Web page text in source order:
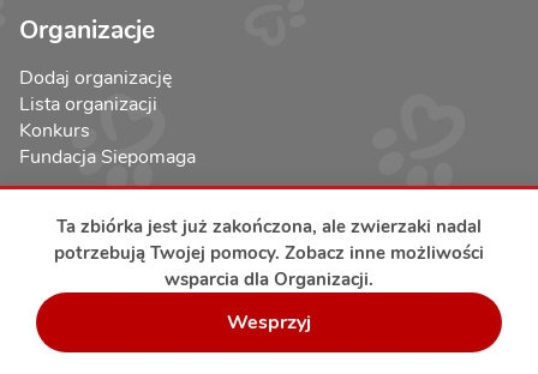
Ta zbiórka jest już zakończona, ale zwierzaki nadal
potrzebują Twojej pomocy. Zobacz inne możliwości
wsparcia dla Organizacji.
Wesprzyj
Organizacje
Dodaj organizację
Lista organizacji
Konkurs
Fundacja Siepomaga
Bezpieczeństwo transakcji
Copyright © 2017-2026 RatujemyZwierzaki.pl